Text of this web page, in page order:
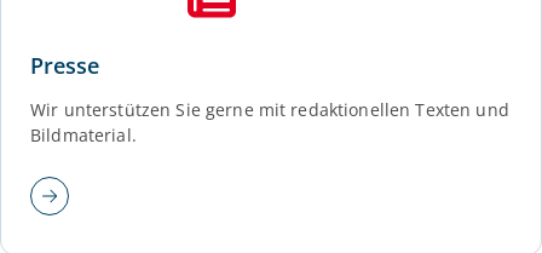
Presse
Wir unterstützen Sie gerne mit redaktionellen Texten und
Bildmaterial.